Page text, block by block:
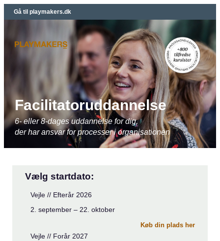
Gå til playmakers.dk
Facilitatoruddannelse
6- eller 8-dages uddannelse for dig,
der har ansvar for processer i organisationen
Vælg startdato:
Vejle // Efterår 2026
2. september – 22. oktober
Køb din plads her
Vejle // Forår 2027